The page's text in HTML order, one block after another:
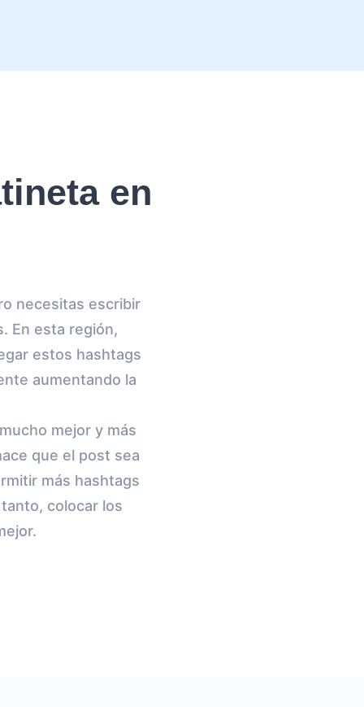
en
necesitas escribir
En esta región,
estos hashtags
aumentando la
mejor y más
que el post sea
más hashtags
colocar los